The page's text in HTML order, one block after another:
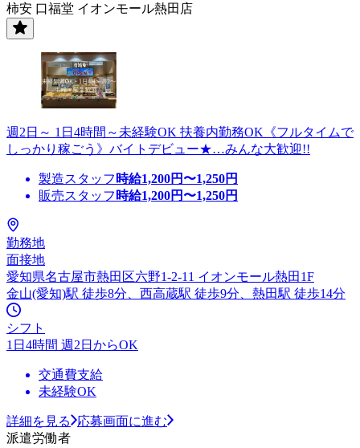
柿安 口福堂 イオンモール熱田店
週2日～ 1日4時間～未経験OK 扶養内勤務OK《フルタイムで
しっかり稼ごう》バイトデビュー★…みんな大歓迎!!
製造スタッフ 時給1,200円〜1,250円
販売スタッフ 時給1,200円〜1,250円
勤務地
面接地
愛知県名古屋市熱田区六野1-2-11 イオンモール熱田1F
金山(愛知)駅 徒歩8分、西高蔵駅 徒歩9分、熱田駅 徒歩14分
シフト
1日4時間 週2日からOK
交通費支給
未経験OK
詳細を見る
応募画面に進む
派遣労働者